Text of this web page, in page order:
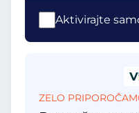
Aktivirajte
ZELO